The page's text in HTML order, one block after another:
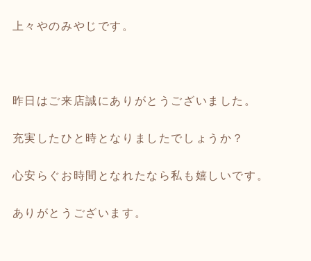
上々やのみやじです。
昨日はご来店誠にありがとうございました。
充実したひと時となりましたでしょうか？
心安らぐお時間となれたなら私も嬉しいです。
ありがとうございます。